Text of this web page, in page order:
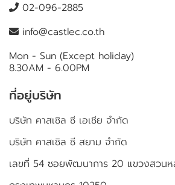
02-096-2885
info@castlec.co.th
Mon - Sun (Except holiday)
8.30AM - 6.00PM
ที่อยู่บริษัท
บริษัท คาสเซิล ซี เอเชีย จำกัด
บริษัท คาสเซิล ซี สยาม จำกัด
เลขที่ 54 ซอยพัฒนาการ 20 แขวงสวน